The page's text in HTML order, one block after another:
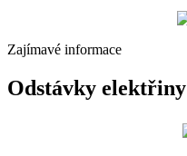
Zajímavé informace
Odstávky elektřiny